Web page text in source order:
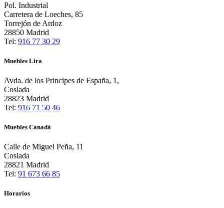
Pol. Industrial
Carretera de Loeches, 85
Torrejón de Ardoz
28850 Madrid
Tel: 916 77 30 29
Muebles Lira
Avda. de los Principes de España, 1,
Coslada
28823 Madrid
Tel: 916 71 50 46
Muebles Canadá
Calle de Miguel Peña, 11
Coslada
28821 Madrid
Tel: 91 673 66 85
Horarios